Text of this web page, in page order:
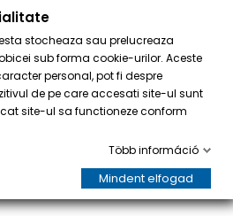
stocheaza sau prelucreaza
sub forma cookie-urilor. Aceste
personal, pot fi despre
de pe care accesati site-ul sunt
site-ul sa functioneze conform
Több információ
Mindent elfogad